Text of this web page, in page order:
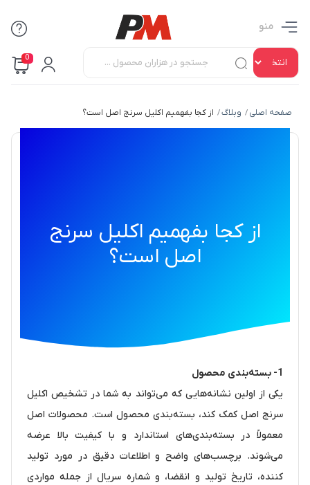
منو
0
صفحه اصلی / وبلاگ/ از کجا بفهمیم اکلیل سرنج اصل است؟
از کجا بفهمیم اکلیل سرنج
اصل است؟
1- بسته‌بندی محصول
یکی از اولین نشانه‌هایی که می‌تواند به شما در تشخیص اکلیل
سرنج اصل کمک کند، بسته‌بندی محصول است. محصولات اصل
معمولاً در بسته‌بندی‌های استاندارد و با کیفیت بالا عرضه
می‌شوند. برچسب‌های واضح و اطلاعات دقیق در مورد تولید
کننده، تاریخ تولید و انقضا، و شماره سریال از جمله مواردی